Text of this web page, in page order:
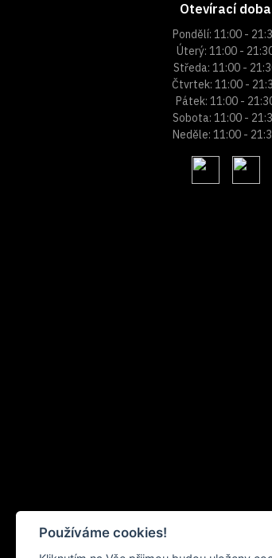
Otevírací doba
Pondělí: 11:00 -
Úterý: 11:00 -
Středa: 11:00 -
Čtvrtek: 11:00 -
Pátek: 11:00 -
Sobota: 11:00 -
Neděle: 11:00 -
Používáme cookies!